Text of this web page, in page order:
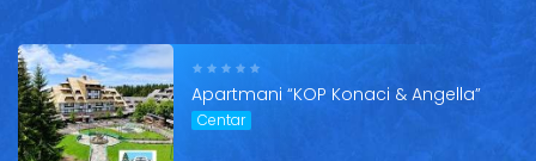
Cenovni rang
Apartmani “KOP Konaci & Angella”
Centar